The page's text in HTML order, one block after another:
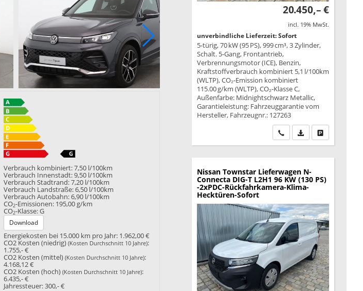
Verbrauch kombiniert: 7,50 l/100km
Verbrauch Innenstadt: 9,50 l/100km
Verbrauch Stadtrand: 7,20 l/100km
Verbrauch Landstraße: 6,50 l/100km
Verbrauch Autobahn: 6,90 l/100km
CO2-Emissionen: 195,00 g/km
CO2-Klasse: G
Download
Energiekosten bei 15.000 km pro Jahr: 1.962,00 €
CO2 Kosten (niedrig)(Kosten Durchschnitt 10 Jahre):
1.755,- €
CO2 Kosten (mittel)(Kosten Durchschnitt 10 Jahre):
4.168,12 €
CO2 Kosten (hoch)(Kosten Durchschnitt 10 Jahre):
6.435,- €
Jahressteuer: 300,- €
20.450,– €
incl. 19% MwSt.
unverbindliche Lieferzeit: Sofort
5-türig, 70 kW (95 PS), 999 cm³, 3 Zylinder,
Schalt. 5-Gang, Frontantrieb,
Verbrennungsmotor (ICE), Benzin,
Kraftstoffverbrauch kombiniert 5,1 l/100km
(WLTP), CO₂-Emission kombiniert
115.00 g/km (WLTP), CO₂-Klasse C,
Außenfarbe: Midnightschwarz Metallic,
Garantieleistung: Fahrzeuggarantie vom
Hersteller, Fahrzeugnr.: 127263
Wir rufen Sie an
PDF-Datei,Drucken,
Nissan Townstar Lieferwagen N-
Connecta DIG-T L2H1 96 KW (130 PS)
-2xPDC-Rückfahrkamera-Klima-
Hecktüren-Sofort